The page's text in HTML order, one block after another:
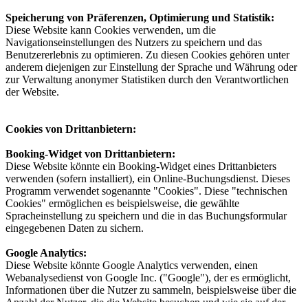
Speicherung von Präferenzen, Optimierung und Statistik:
Diese Website kann Cookies verwenden, um die
Navigationseinstellungen des Nutzers zu speichern und das
Benutzererlebnis zu optimieren. Zu diesen Cookies gehören unter
anderem diejenigen zur Einstellung der Sprache und Währung oder
zur Verwaltung anonymer Statistiken durch den Verantwortlichen
der Website.
Cookies von Drittanbietern:
Booking-Widget von Drittanbietern:
Diese Website könnte ein Booking-Widget eines Drittanbieters
verwenden (sofern installiert), ein Online-Buchungsdienst. Dieses
Programm verwendet sogenannte "Cookies". Diese "technischen
Cookies" ermöglichen es beispielsweise, die gewählte
Spracheinstellung zu speichern und die in das Buchungsformular
eingegebenen Daten zu sichern.
Google Analytics:
Diese Website könnte Google Analytics verwenden, einen
Webanalysedienst von Google Inc. ("Google"), der es ermöglicht,
Informationen über die Nutzer zu sammeln, beispielsweise über die